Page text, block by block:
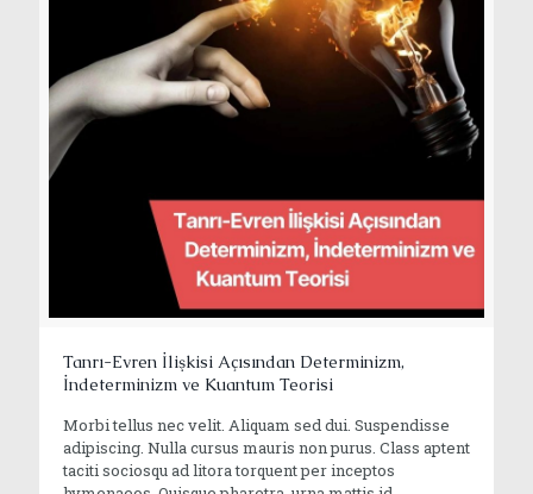
Tanrı-Evren İlişkisi Açısından Determinizm,
İndeterminizm ve Kuantum Teorisi
Morbi tellus nec velit. Aliquam sed dui. Suspendisse
adipiscing. Nulla cursus mauris non purus. Class aptent
taciti sociosqu ad litora torquent per inceptos